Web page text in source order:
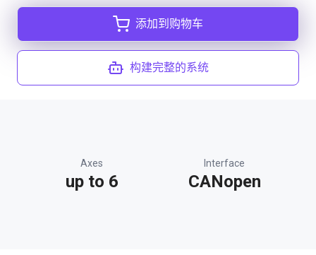
添加到购物车
构建完整的系统
Axes
up to 6
Interface
CANopen